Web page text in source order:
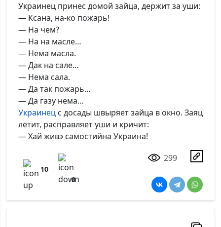
Украинец принес домой зайца, держит за уши:
— Ксана, на-ко пожарь!
— На чем?
— На на масле…
— Нема масла.
— Дак на сале…
— Нема сала.
— Да так пожарь…
— Да газу нема…
Украинец с досады швыряет зайца в окно. Заяц
летит, расправляет уши и кричит:
— Хай живэ самостийна Украина!
10
0
299